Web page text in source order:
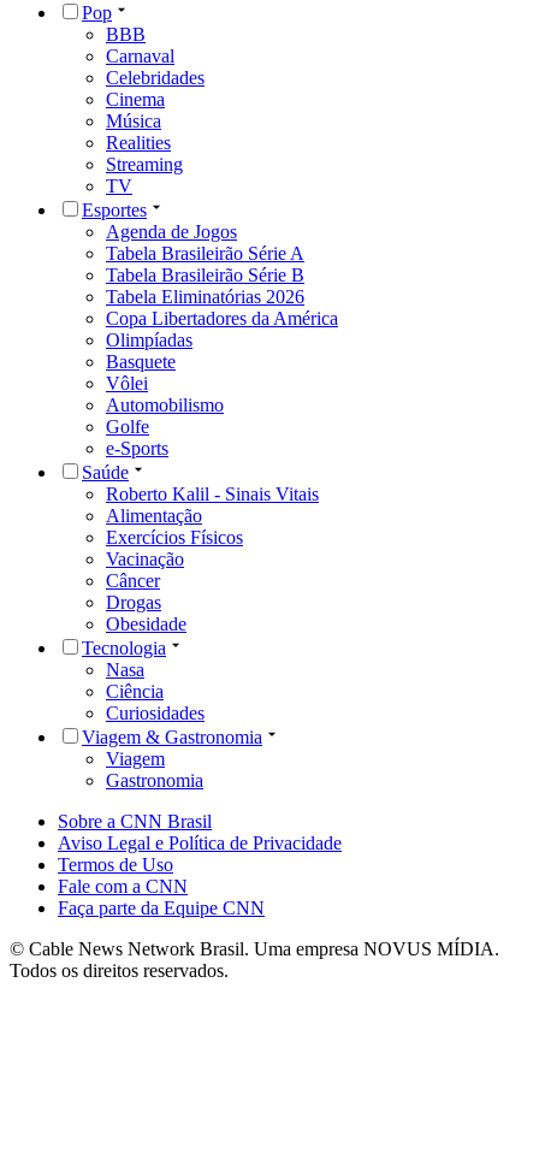
Pop
BBB
Carnaval
Celebridades
Cinema
Música
Realities
Streaming
TV
Esportes
Agenda de Jogos
Tabela Brasileirão Série A
Tabela Brasileirão Série B
Tabela Eliminatórias 2026
Copa Libertadores da América
Olimpíadas
Basquete
Vôlei
Automobilismo
Golfe
e-Sports
Saúde
Roberto Kalil - Sinais Vitais
Alimentação
Exercícios Físicos
Vacinação
Câncer
Drogas
Obesidade
Tecnologia
Nasa
Ciência
Curiosidades
Viagem & Gastronomia
Viagem
Gastronomia
Sobre a CNN Brasil
Aviso Legal e Política de Privacidade
Termos de Uso
Fale com a CNN
Faça parte da Equipe CNN
© Cable News Network Brasil. Uma empresa NOVUS MÍDIA.
Todos os direitos reservados.